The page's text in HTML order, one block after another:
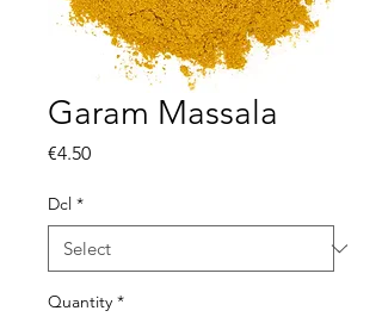
Garam Massala
€4.50Price
Dcl *
Quantity *